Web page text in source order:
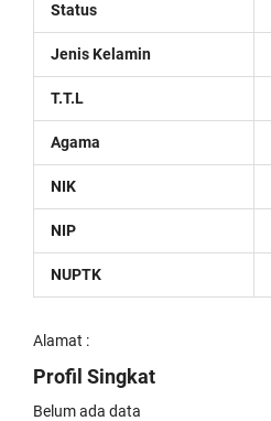
Status
Jenis Kelamin
T.T.L
Agama
NIK
NIP
NUPTK
Alamat :
Profil Singkat
Belum ada data